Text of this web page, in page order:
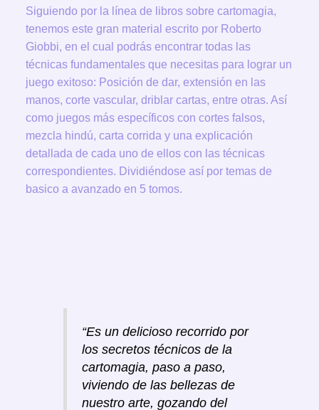
Siguiendo por la línea de libros sobre cartomagia,
tenemos este gran material escrito por Roberto
Giobbi, en el cual podrás encontrar todas las
técnicas fundamentales que necesitas para lograr un
juego exitoso: Posición de dar, extensión en las
manos, corte vascular, driblar cartas, entre otras. Así
como juegos más específicos con cortes falsos,
mezcla hindú, carta corrida y una explicación
detallada de cada uno de ellos con las técnicas
correspondientes. Dividiéndose así por temas de
basico a avanzado en 5 tomos.
“Es un delicioso recorrido por
los secretos técnicos de la
cartomagia, paso a paso,
viviendo de las bellezas de
nuestro arte, gozando del